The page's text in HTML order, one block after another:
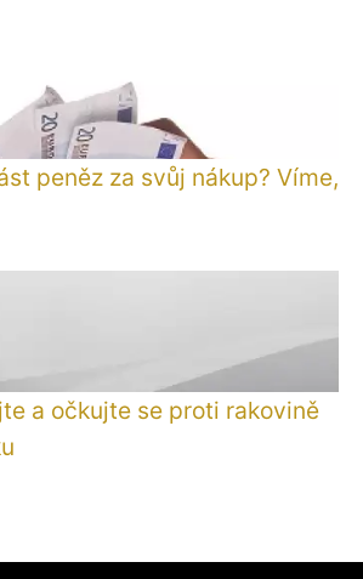
peněz za svůj nákup? Víme,
a očkujte se proti rakovině